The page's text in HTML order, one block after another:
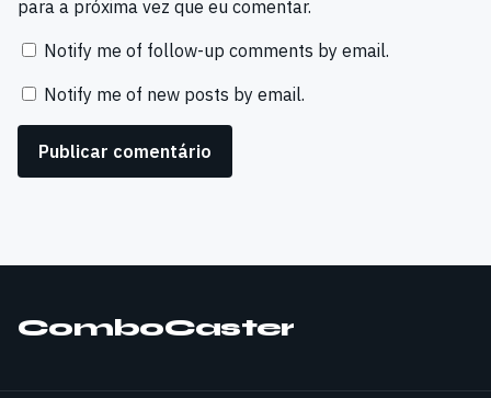
para a próxima vez que eu comentar.
Notify me of follow-up comments by email.
Notify me of new posts by email.
ComboCaster